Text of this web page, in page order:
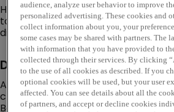
Handi- accueillante, notre
tolérance zéro à l’égard de toute
discrimination.
Description du poste
A ce titre, nous recherchons un/une
clientèle pour notre clientèle
Besançon
audience, analyze user behavior to improve
personalized advertising. These cookies and
collect information about you, your
some cases may be shared with partners. The
with information that you have provided to
collected through their services. By clicking
to the use of all cookies as described. If you
optional cookies will be used, but your user
affected. You can see details about all the
of partners, and accept or decline cookies